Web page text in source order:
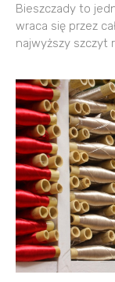
Bieszczady to
wraca się przez
najwyższy szczyt